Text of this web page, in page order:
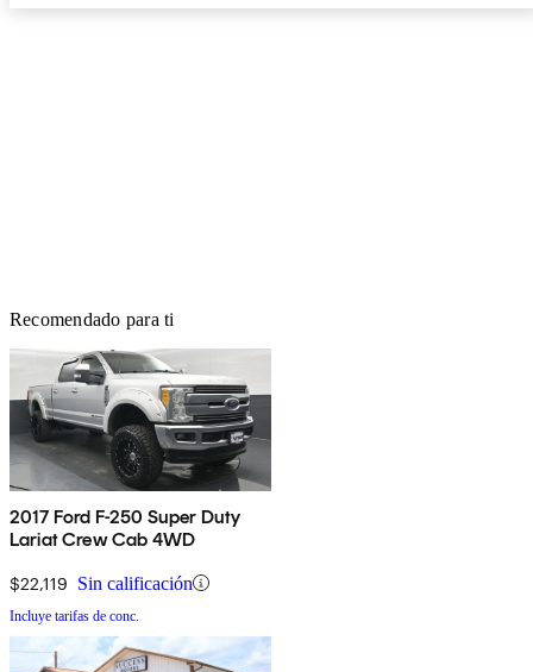
Recomendado para ti
2017 Ford F-250 Super Duty
Lariat Crew Cab 4WD
$22,119 Sin calificación
Incluye tarifas de conc.